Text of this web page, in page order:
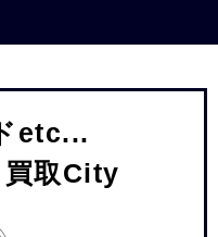
etc...
買取City